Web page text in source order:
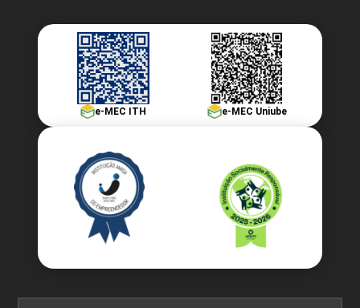
e-MEC ITH e-MEC Uniube